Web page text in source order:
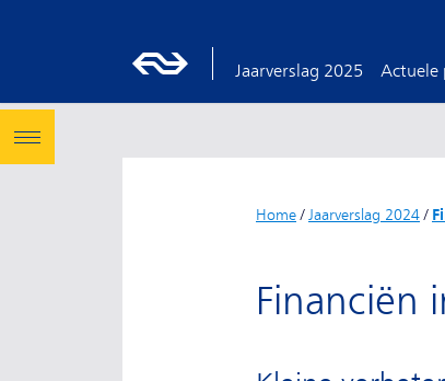
Jaarverslag 2025 Actuele
Home/ Jaarverslag 2024/
Financiën